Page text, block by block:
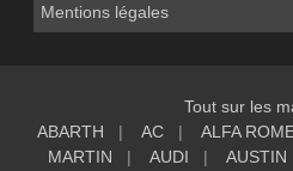
Mentions légales
Tout sur les
ABARTH
AC ALFA
MARTIN
AUDI AUSTIN